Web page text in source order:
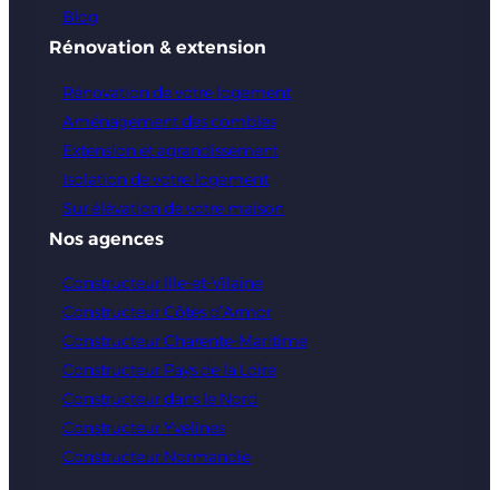
Blog
Rénovation & extension
Rénovation de votre logement
Aménagement des combles
Extension et agrandissement
Isolation de votre logement
Sur élévation de votre maison
Nos agences
Constructeur Ille-et-Vilaine
Constructeur Côtes d’Armor
Constructeur Charente-Maritime
Constructeur Pays de la Loire
Constructeur dans le Nord
Constructeur Yvelines
Constructeur Normandie